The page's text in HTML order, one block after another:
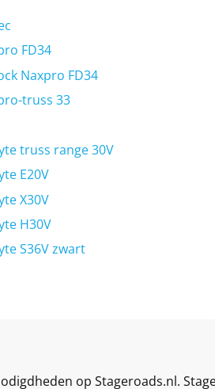
FD34
Naxpro FD34
truss 33
truss range 30V
E20V
X30V
H30V
S36V zwart
op Stageroads.nl.